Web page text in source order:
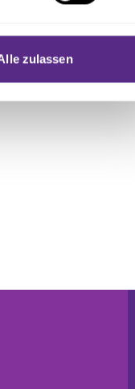
anbieten zu können
unserer
zulassen